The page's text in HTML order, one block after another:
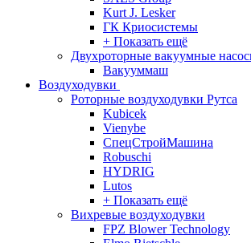
Kurt J. Lesker
ГК Криосистемы
+ Показать ещё
Двухроторные вакуумные
Вакууммаш
Воздуходувки
Роторные воздуходувки Рутса
Kubicek
Vienybe
СпецСтройМашина
Robuschi
HYDRIG
Lutos
+ Показать ещё
Вихревые воздуходувки
FPZ Blower Technology